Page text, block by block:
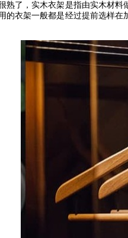
熟了，实木衣架是指由实木材
的衣架一般都是经过提前选样